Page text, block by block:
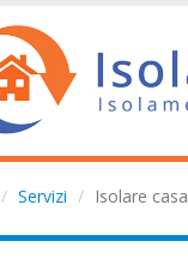
Servizi Isolare casa